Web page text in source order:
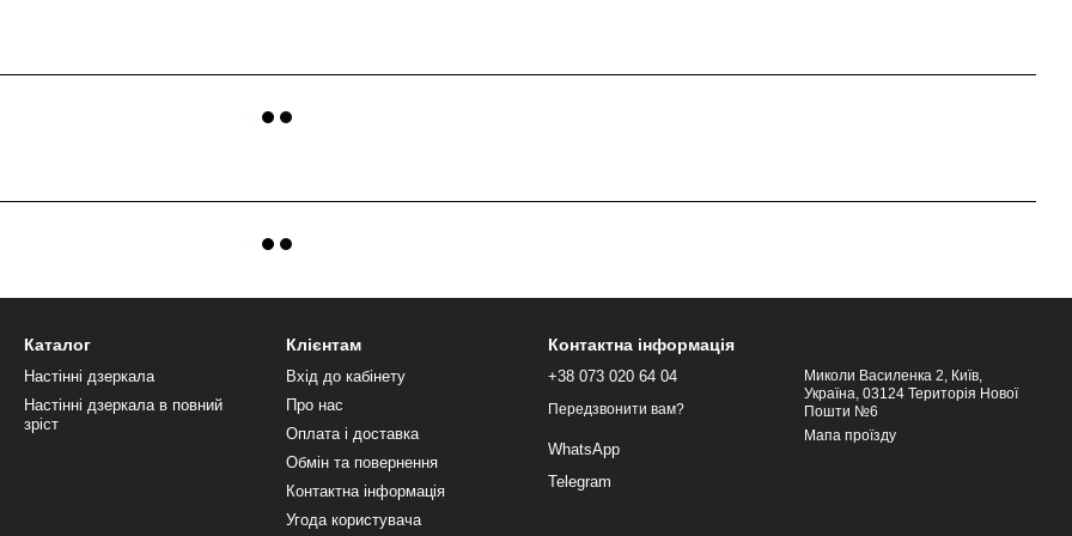
Каталог
Настінні дзеркала
Настінні дзеркала в повний
зріст
Клієнтам
Вхід до кабінету
Про нас
Оплата і доставка
Обмін та повернення
Контактна інформація
Угода користувача
Контактна інформація
+38 073 020 64 04
Передзвонити вам?
WhatsApp
Telegram
Миколи Василенка 2, Київ,
Україна, 03124 Територія Нової
Пошти №6
Мапа проїзду